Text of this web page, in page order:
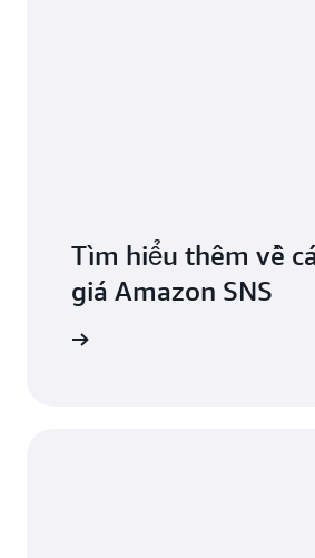
Tìm hiểu thêm về
giá Amazon SNS